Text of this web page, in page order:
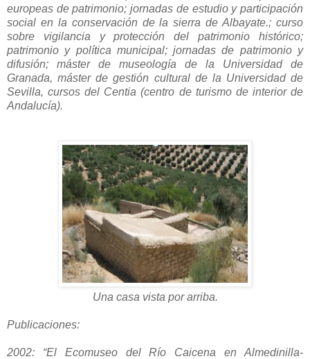
europeas de patrimonio; jornadas de estudio y participación
social en la conservación de la sierra de Albayate.; curso
sobre vigilancia y protección del patrimonio histórico;
patrimonio y política municipal; jornadas de patrimonio y
difusión; máster de museología de la Universidad de
Granada, máster de gestión cultural de la Universidad de
Sevilla, cursos del Centia (centro de turismo de interior de
Andalucía).
Una casa vista por arriba.
Publicaciones:
2002: “El Ecomuseo del Río Caicena en Almedinilla-